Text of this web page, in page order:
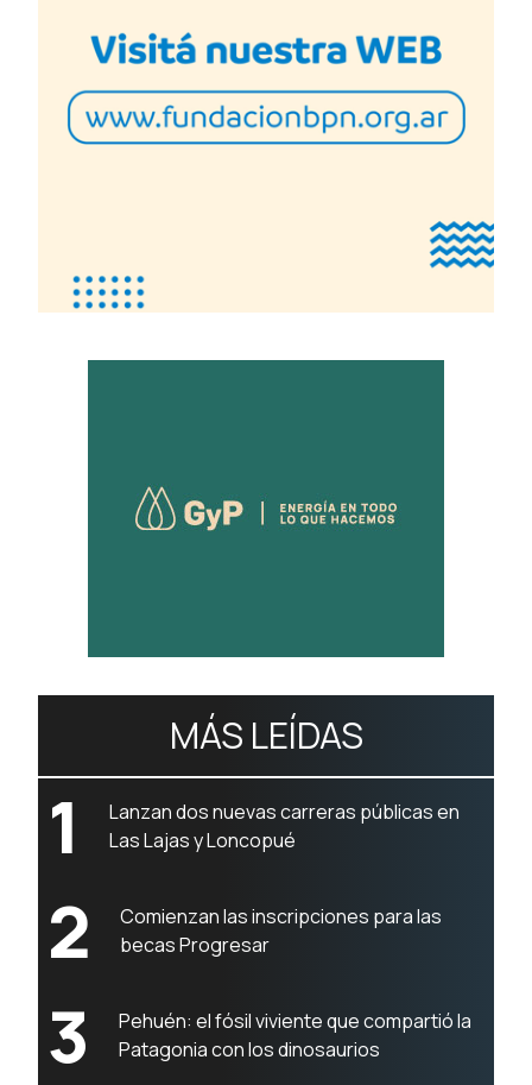
MÁS LEÍDAS
1
Lanzan dos nuevas carreras públicas en
Las Lajas y Loncopué
2
Comienzan las inscripciones para las
becas Progresar
3
Pehuén: el fósil viviente que compartió la
Patagonia con los dinosaurios